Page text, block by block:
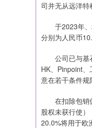
司并无从远洋特
于2023年、
分别为人民币
公司已与基石
HK、Pinpoint
意在若干条件规
在扣除包销佣
股权未获行使
20.0%将用于欧